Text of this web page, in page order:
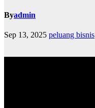
Byadmin
Sep 13, 2025 peluang bisnis